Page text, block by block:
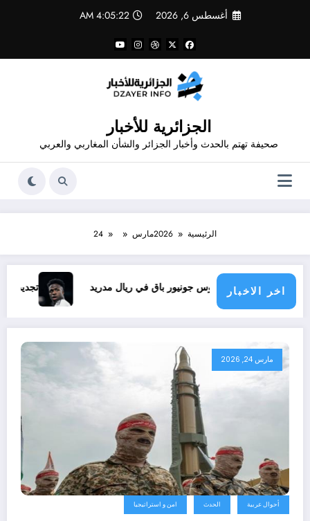
أغسطس 6, 2026 4:05:23 AM
الجزائرية للأخبار
صحيفة تهتم بالحدث وأخبار الجزائر والشأن المغاربي والعربي
الرئيسية 2026مارس 24
اخر الاخبار
جونيور باق في ريال مدريد تجديد عقد فينيسيوس .. الى
مارس 24, 2026
أحوال عربية الحدث امن و استراتيجيا